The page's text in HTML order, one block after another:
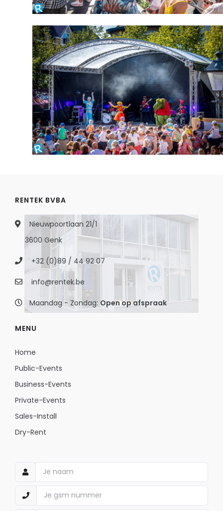
RENTEK BVBA
Nieuwpoortlaan 21/1
3600 Genk
+32 (0)89 / 44 92 07
info@rentek.be
Maandag - Zondag: Open op afspraak
MENU
Home
Public-Events
Business-Events
Private-Events
Sales-Install
Dry-Rent